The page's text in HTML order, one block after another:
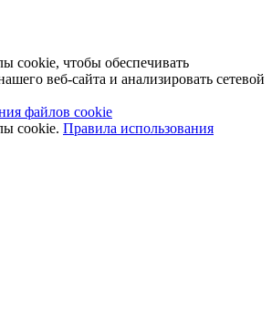
cookie, чтобы обеспечивать
веб-сайта и анализировать сетевой
файлов cookie
cookie. Правила использования